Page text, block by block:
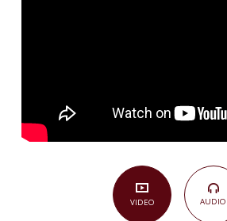
VIDEO AUDIO